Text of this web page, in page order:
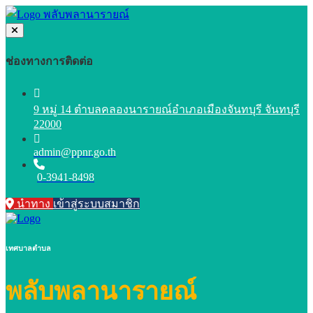
ช่องทางการติดต่อ
9 หมู่ 14 ตำบลคลองนารายณ์อำเภอเมืองจันทบุรี จันทบุรี
22000
admin@ppnr.go.th
0-3941-8498
นำทาง เข้าสู่ระบบสมาชิก
เทศบาลตำบล
พลับพลานารายณ์